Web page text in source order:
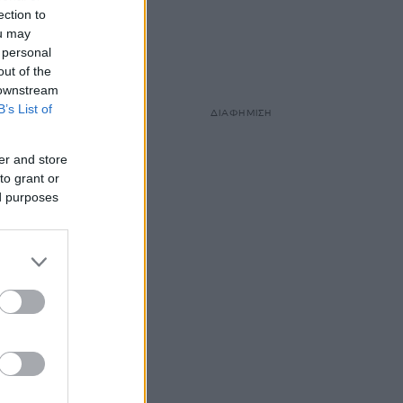
to
may
of the
List of
and store
grant or
purposes
ΔΙΑΦΗΜΙΣΗ